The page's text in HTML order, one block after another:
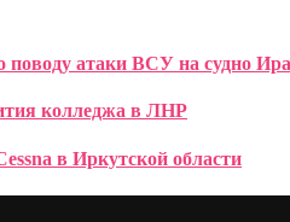
поводу атаки ВСУ на судно
колледжа в ЛНР
в Иркутской области